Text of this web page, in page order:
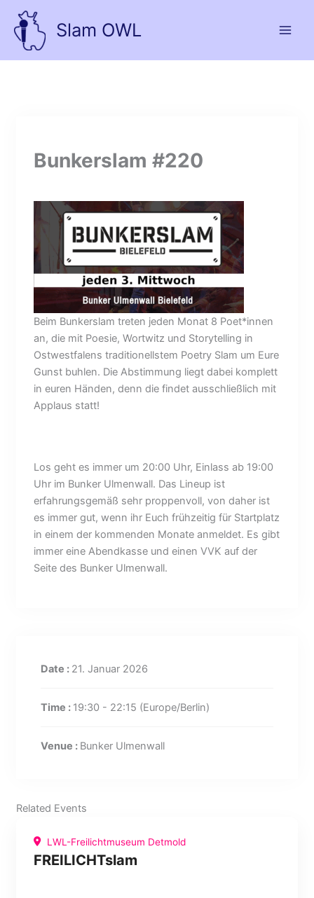
Inhalt
springen
Slam OWL
Bunkerslam #220
Beim Bunkerslam treten jeden Monat 8 Poet*innen
an, die mit Poesie, Wortwitz und Storytelling in
Ostwestfalens traditionellstem Poetry Slam um Eure
Gunst buhlen. Die Abstimmung liegt dabei komplett
in euren Händen, denn die findet ausschließlich mit
Applaus statt!
Los geht es immer um 20:00 Uhr, Einlass ab 19:00
Uhr im Bunker Ulmenwall. Das Lineup ist
erfahrungsgemäß sehr proppenvoll, von daher ist
es immer gut, wenn ihr Euch frühzeitig für Startplatz
in einem der kommenden Monate anmeldet. Es gibt
immer eine Abendkasse und einen VVK auf der
Seite des Bunker Ulmenwall.
Date : 21. Januar 2026
Time : 19:30 - 22:15 (Europe/Berlin)
Venue : Bunker Ulmenwall
Related Events
LWL-Freilichtmuseum Detmold
FREILICHTslam